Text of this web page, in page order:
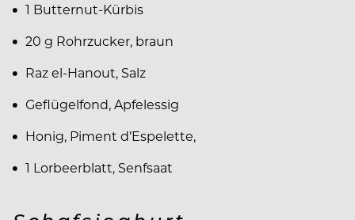
1 Butternut-Kürbis
20 g Rohrzucker, braun
Raz el-Hanout, Salz
Geflügelfond, Apfelessig
Honig, Piment d’Espelette,
1 Lorbeerblatt, Senfsaat